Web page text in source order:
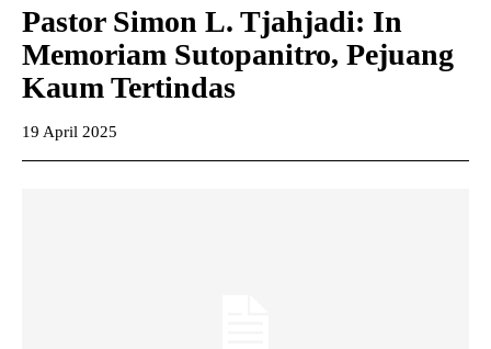
Pastor Simon L. Tjahjadi: In
Memoriam Sutopanitro, Pejuang
Kaum Tertindas
19 April 2025